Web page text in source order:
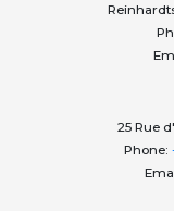
25 Rue
Phone: